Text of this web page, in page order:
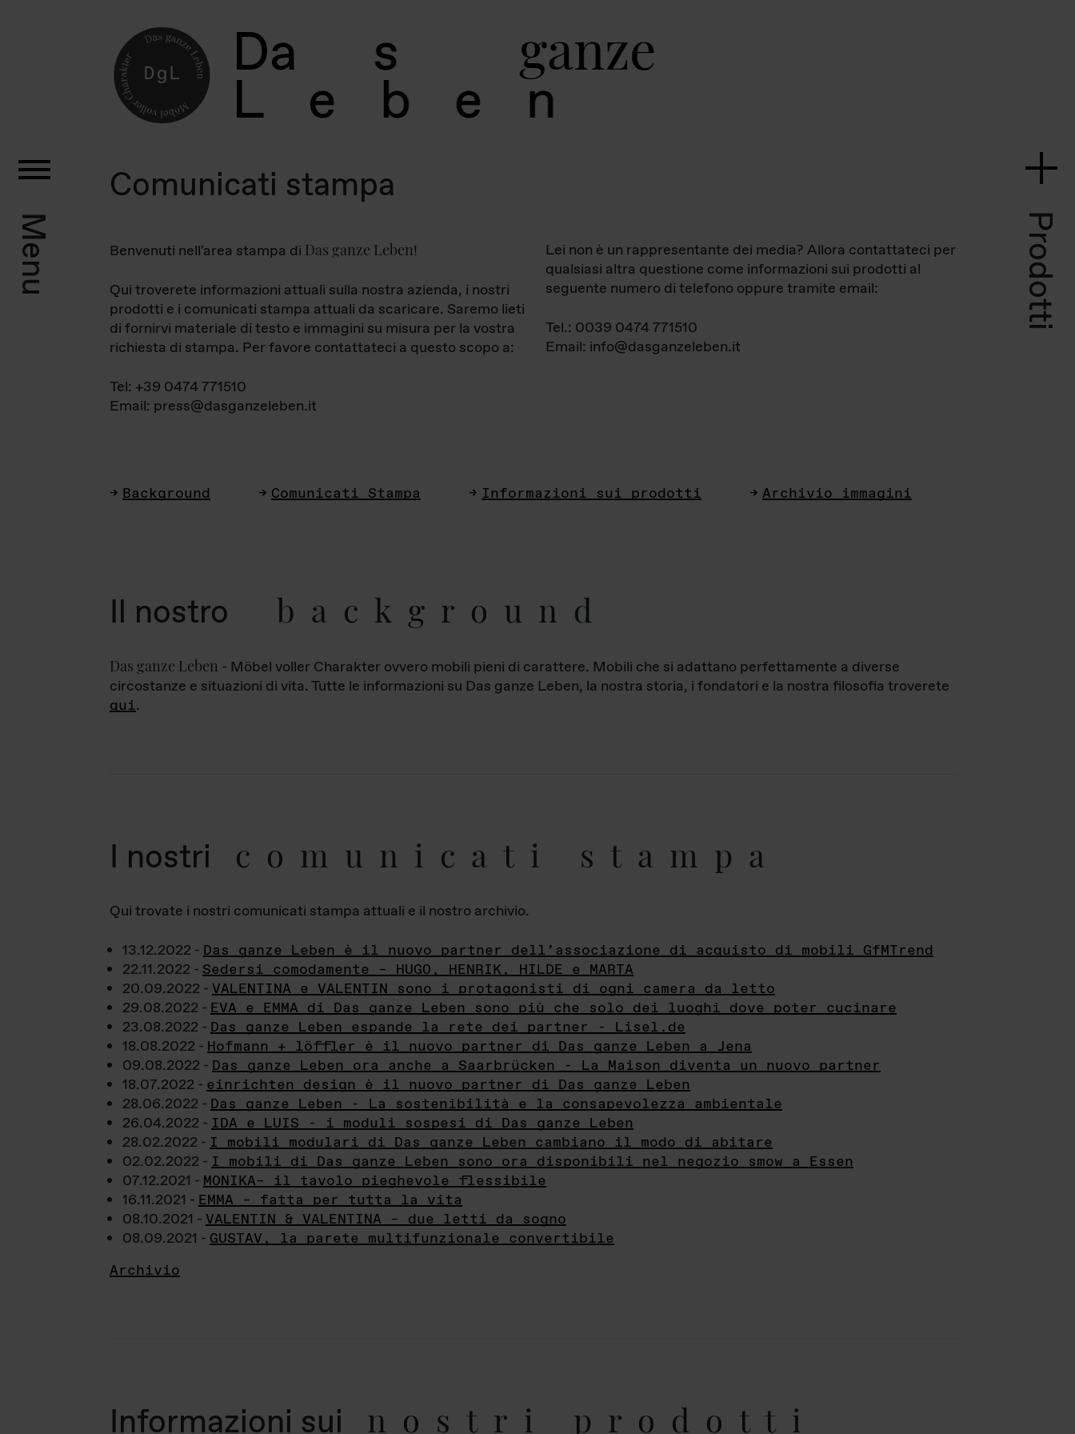
Da s ganz
L e b e
Menu Prodotti
Comunicati stampa
Benvenuti nell'area stampa di Das ganze Leben!
Qui troverete informazioni attuali sulla nostra azienda, i nostri
prodotti e i comunicati stampa attuali da scaricare. Saremo lieti
di fornirvi materiale di testo e immagini su misura per la vostra
richiesta di stampa. Per favore contattateci a questo scopo a:
Tel: +39 0474 771510
Email: press@dasganzeleben.it
Lei non è un rappresentante dei media? Allora contattateci per
qualsiasi altra questione come informazioni sui prodotti al
seguente numero di telefono oppure tramite email:
Tel.: 0039 0474 771510
Email: info@dasganzeleben.it
Background Comunicati Stampa Informazioni sui prodotti Archivio immagini
Il nostro background
Das ganze Leben - Möbel voller Charakter ovvero mobili pieni di carattere. Mobili che si adattano perfettamente a diverse
circostanze e situazioni di vita. Tutte le informazioni su Das ganze Leben, la nostra storia, i fondatori e la nostra filosofia troverete
qui.
I nostri comunicati stampa
Qui trovate i nostri comunicati stampa attuali e il nostro archivio.
13.12.2022 - Das ganze Leben è il nuovo partner dell’associazione di acquisto di mobili GfMTrend
22.11.2022 - Sedersi comodamente – HUGO, HENRIK, HILDE e MARTA
20.09.2022 - VALENTINA e VALENTIN sono i protagonisti di ogni camera da letto
29.08.2022 - EVA e EMMA di Das ganze Leben sono più che solo dei luoghi dove poter cucinare
23.08.2022 - Das ganze Leben espande la rete dei partner - Lisel.de
18.08.2022 - Hofmann + löffler è il nuovo partner di Das ganze Leben a Jena
09.08.2022 - Das ganze Leben ora anche a Saarbrücken - La Maison diventa un nuovo partner
18.07.2022 - einrichten design è il nuovo partner di Das ganze Leben
28.06.2022 - Das ganze Leben - La sostenibilità e la consapevolezza ambientale
26.04.2022 - IDA e LUIS - i moduli sospesi di Das ganze Leben
28.02.2022 - I mobili modulari di Das ganze Leben cambiano il modo di abitare
02.02.2022 - I mobili di Das ganze Leben sono ora disponibili nel negozio smow a Essen
07.12.2021 - MONIKA– il tavolo pieghevole flessibile
16.11.2021 - EMMA – fatta per tutta la vita
08.10.2021 - VALENTIN & VALENTINA – due letti da sogno
08.09.2021 - GUSTAV, la parete multifunzionale convertibile
Archivio
Informazioni sui nostri prodotti